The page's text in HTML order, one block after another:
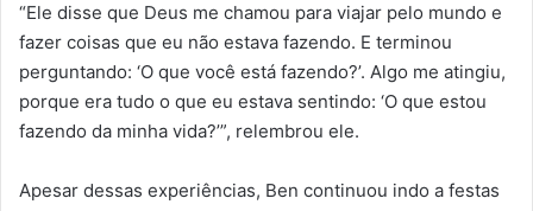
“Ele disse que Deus me chamou para viajar pelo mundo e
fazer coisas que eu não estava fazendo. E terminou
perguntando: ‘O que você está fazendo?’. Algo me atingiu,
porque era tudo o que eu estava sentindo: ‘O que estou
fazendo da minha vida?’”, relembrou ele.
Apesar dessas experiências, Ben continuou indo a festas